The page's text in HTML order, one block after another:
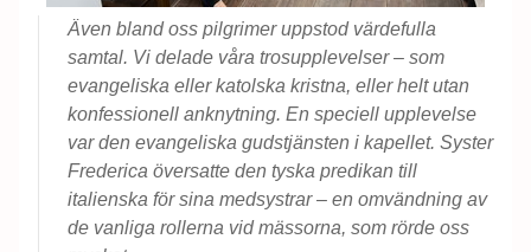
Även bland oss pilgrimer uppstod värdefulla
samtal. Vi delade våra trosupplevelser – som
evangeliska eller katolska kristna, eller helt utan
konfessionell anknytning. En speciell upplevelse
var den evangeliska gudstjänsten i kapellet. Syster
Frederica översatte den tyska predikan till
italienska för sina medsystrar – en omvändning av
de vanliga rollerna vid mässorna, som rörde oss